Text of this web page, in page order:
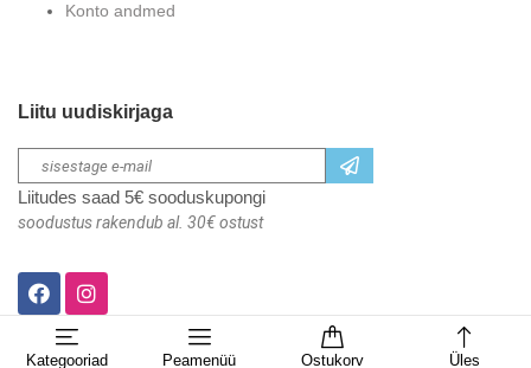
Kategooriad Peamenüü Ostukorv Üles
Konto andmed
Liitu uudiskirjaga
Liitudes saad 5€ sooduskupongi
soodustus rakendub al. 30€ ostust